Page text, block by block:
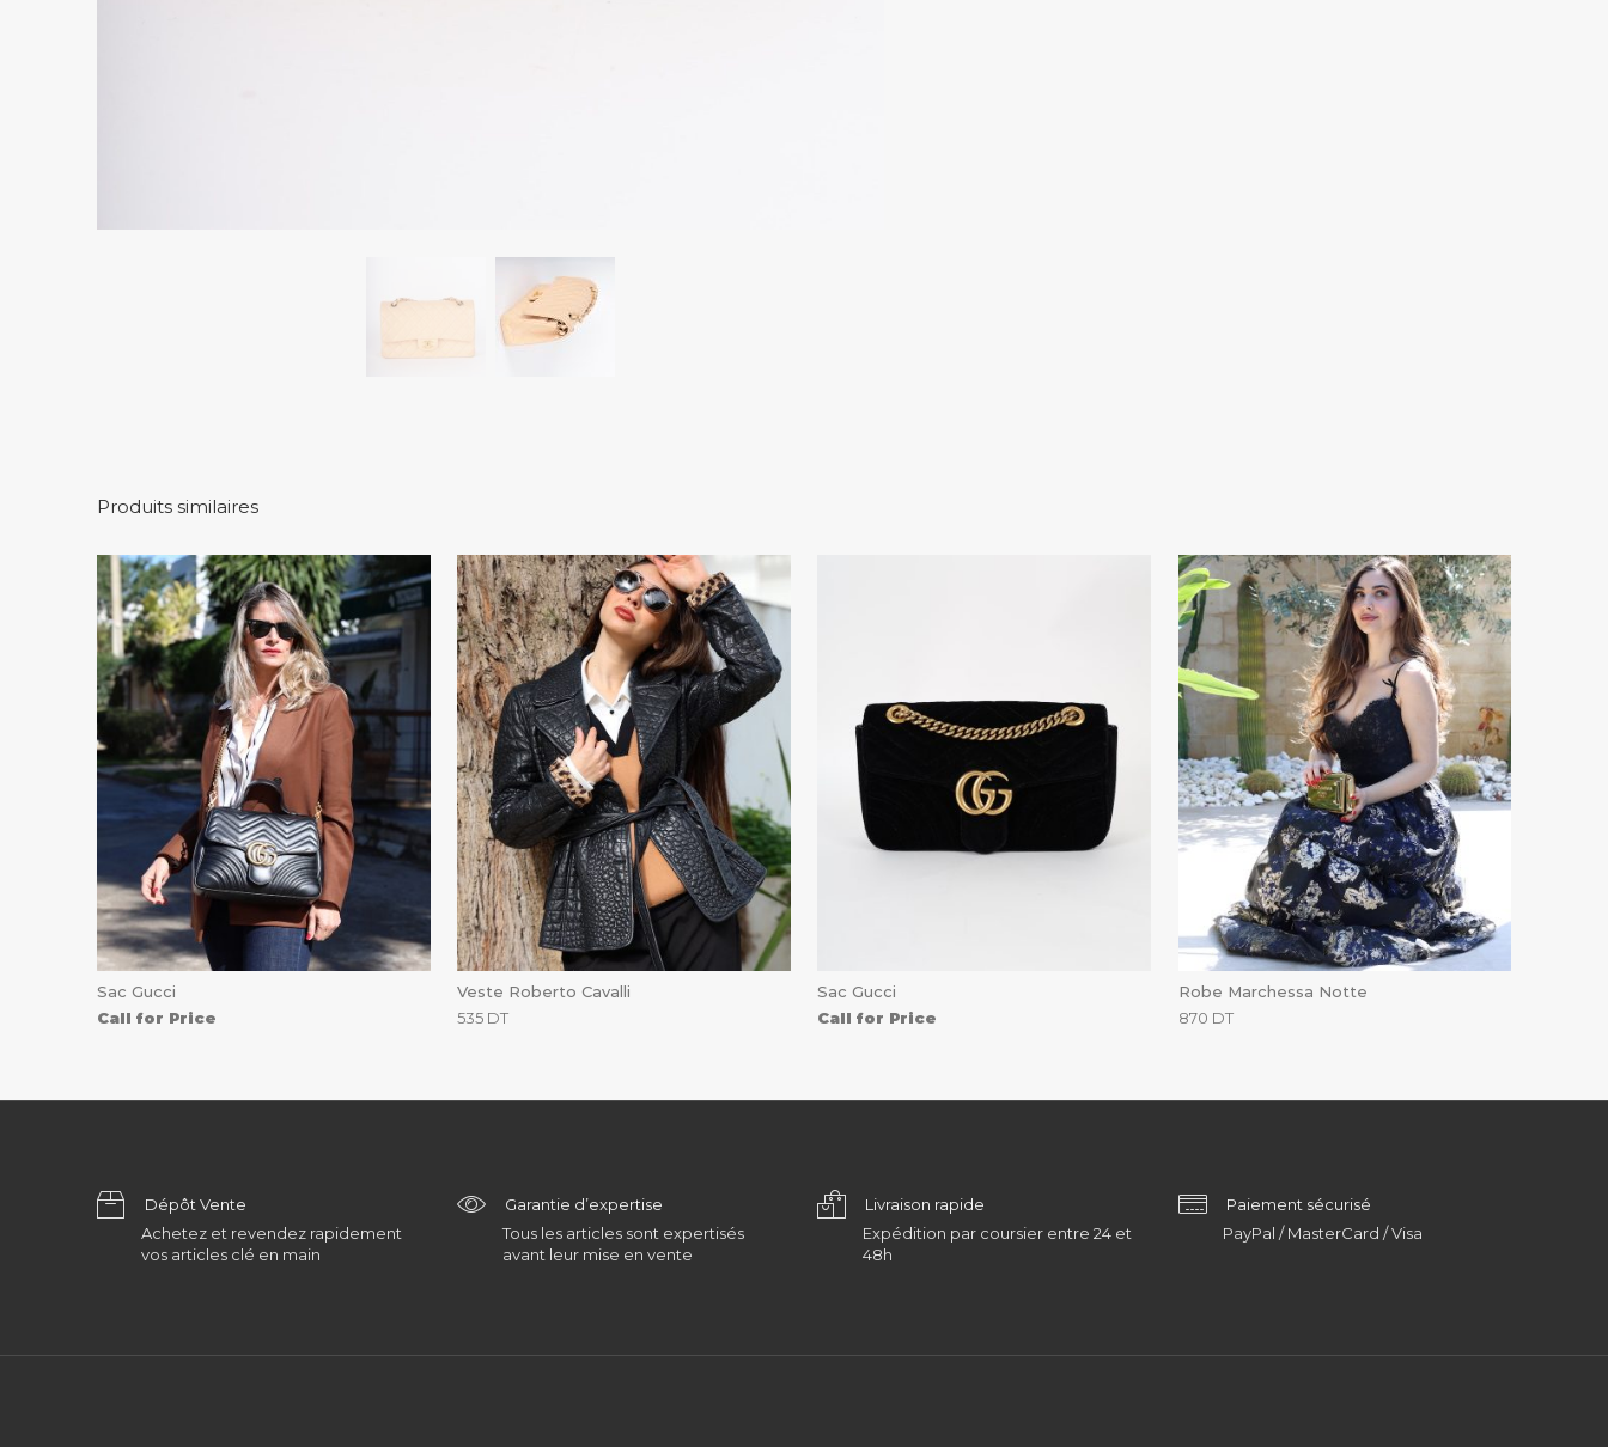
Produits similaires
Sac Gucci
Call for Price
Veste Roberto Cavalli
535 DT
Sac Gucci
Call for Price
Robe Marchessa Notte
870 DT
Dépôt Vente
Achetez et revendez rapidement
vos articles clé en main
Garantie d’expertise
Tous les articles sont expertisés
avant leur mise en vente
Livraison rapide
Expédition par coursier entre 24 et
48h
Paiement sécurisé
PayPal / MasterCard / Visa